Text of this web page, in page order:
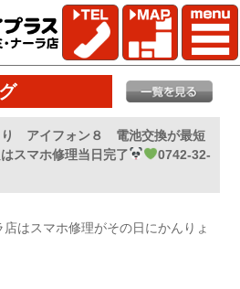
り アイフォン８ 電池交換が最短
スマホ修理当日完了
0742-32-
はスマホ修理がその日にかんりょ